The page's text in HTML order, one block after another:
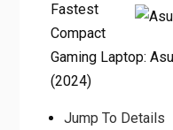
Fastest
Compact
Gaming Laptop:
(2024)
Jump To Details